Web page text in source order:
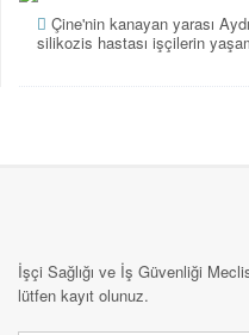
Çine'nin kanayan yarası
silikozis hastası işçilerin
İşçi Sağlığı ve İş Güvenliği
lütfen kayıt olunuz.